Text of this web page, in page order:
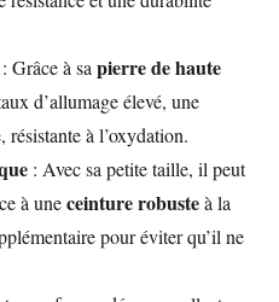
: Grâce à sa pierre de haute
d’allumage élevé, une
à l’oxydation.
: Avec sa petite taille, il peut
à uneceinture robusteà la
pour éviter qu’il ne